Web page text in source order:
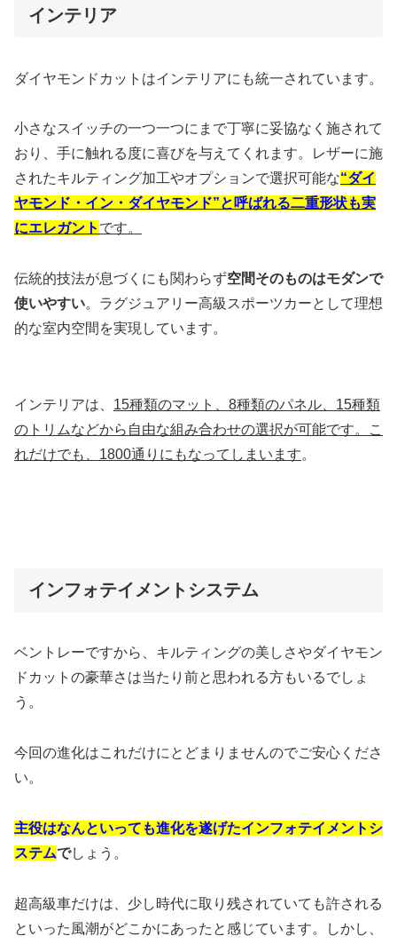
インテリア
ダイヤモンドカットはインテリアにも統一されています。
小さなスイッチの一つ一つにまで丁寧に妥協なく施されて
おり、手に触れる度に喜びを与えてくれます。レザーに施
されたキルティング加工やオプションで選択可能な“ダイ
ヤモンド・イン・ダイヤモンド”と呼ばれる二重形状も実
にエレガント です。
伝統的技法が息づくにも関わらず空間そのものはモダンで
使いやすい。ラグジュアリー高級スポーツカーとして理想
的な室内空間を実現しています。
インテリアは、 15種類のマット、8種類のパネル、15種類
のトリムなどから自由な組み合わせの選択が可能です。こ
れだけでも、1800通りにもなってしまいます。
インフォテイメントシステム
ベントレーですから、キルティングの美しさやダイヤモン
ドカットの豪華さは当たり前と思われる方もいるでしょ
う。
今回の進化はこれだけにとどまりませんのでご安心くださ
い。
主役はなんといっても進化を遂げたインフォテイメントシ
ステムでしょう。
超高級車だけは、少し時代に取り残されていても許される
といった風潮がどこかにあったと感じています。しかし、